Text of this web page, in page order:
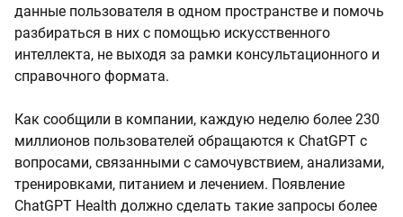
данные пользователя в одном пространстве и помочь
разбираться в них с помощью искусственного
интеллекта, не выходя за рамки консультационного и
справочного формата.
Как сообщили в компании, каждую неделю более 230
миллионов пользователей обращаются к ChatGPT с
вопросами, связанными с самочувствием, анализами,
тренировками, питанием и лечением. Появление
ChatGPT Health должно сделать такие запросы более